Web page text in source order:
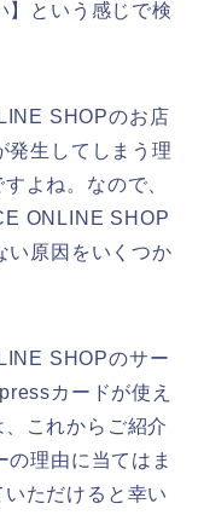
という感じで検
SHOPのお店
生してしまう理
よね。なので、
ONLINE SHOP
い原因をいくつか
SHOPのサー
カードが使え
これからご紹介
理由に当てはま
ただけると幸い